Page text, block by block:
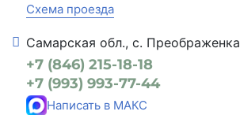
Схема проезда
Самарская обл., с. Преображенка
+7 (846) 215-18-18
+7 (993) 993-77-44
Написать в МАКС